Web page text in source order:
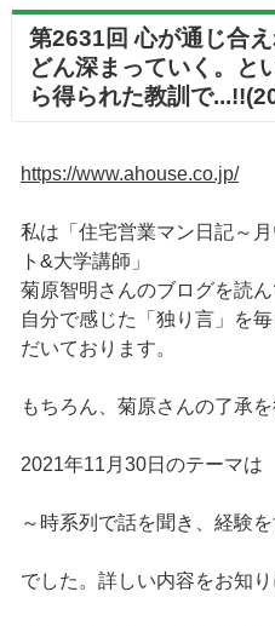
第2631回 心が通じ合
どん深まっていく。と
ら得られた教訓で
https://www.ahouse.co.jp/
私は「住宅営業マン日記～
ト&大学講師」
菊原智明さんのブログを読
自分で感じた「独り言」を
だいております。
もちろん、菊原さんの了承
2021年11月30日のテーマは
～時系列で話を聞き、経験
でした。詳しい内容をお知